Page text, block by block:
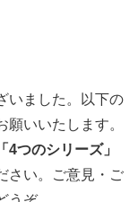
いました。以下の
願いいたします。
「4つのシリーズ」
さい。ご意見・ご